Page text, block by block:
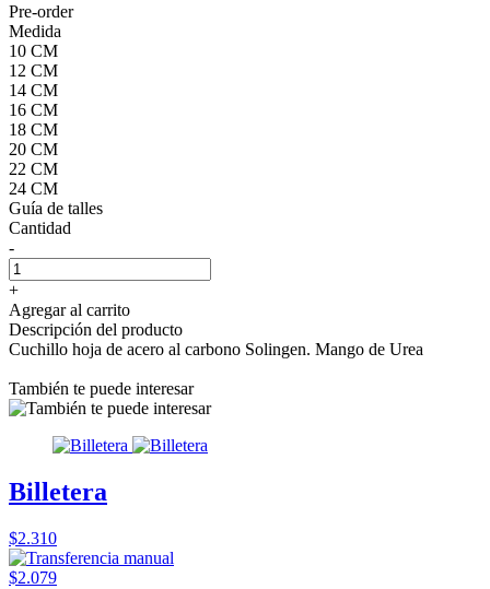
Pre-order
Medida
10 CM
12 CM
14 CM
16 CM
18 CM
20 CM
22 CM
24 CM
Guía de talles
Cantidad
-
+
Agregar al carrito
Descripción del producto
Cuchillo hoja de acero al carbono Solingen. Mango de Urea
También te puede interesar
Billetera
$2.310
$2.079